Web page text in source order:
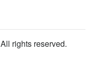
All rights reserved.